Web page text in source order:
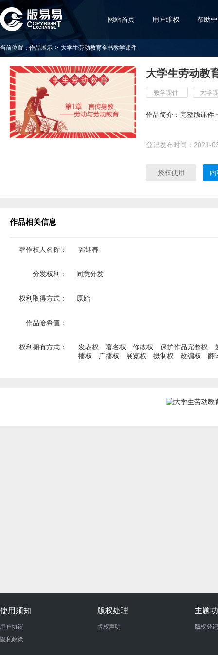
网站首页 用户维权 帮助
当前位置： 作品展示 > 大学生劳动教育全书教学课件
大学生劳动教
教学课件 大学
作品简介：完整版课件
登记发布时间： 2021-
授权使用
作品相关信息
著作权人名称： 郭迎春
分发权利： 同意分发
权利取得方式： 原始
作品哈希值：
权利拥有方式： 发表权 署名权 修改权 保护作品完整权
播权
广播权 展览权 摄制权 改编权 翻
使用须知
用户协议
隐私政策
版权处理
版权声明
主题
版权登